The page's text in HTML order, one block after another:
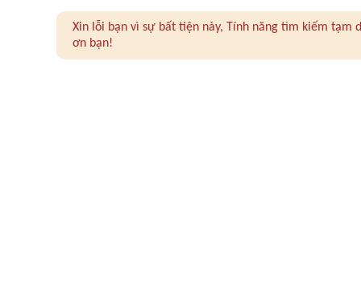
Xin lỗi bạn vì sự bất tiện này, Tính năng tìm kiếm
ơn bạn!